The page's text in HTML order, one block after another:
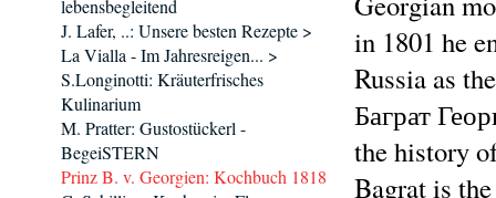
in 1801 he
Russia as
Баграт
the history
Bagrat is
lebensbegleitend
J. Lafer, ..: Unsere besten Rezepte >
La Vialla - Im Jahresreigen... >
S.Longinotti: Kräuterfrisches
Kulinarium
M. Pratter: Gustostückerl -
BegeiSTERN
Prinz B. v. Georgien: Kochbuch 1818